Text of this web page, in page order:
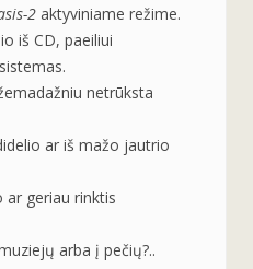
2 aktyviniame režime.
iš CD, paeiliui
netrūksta
ar iš mažo jautrio
ar geriau rinktis
arba į pečių?..